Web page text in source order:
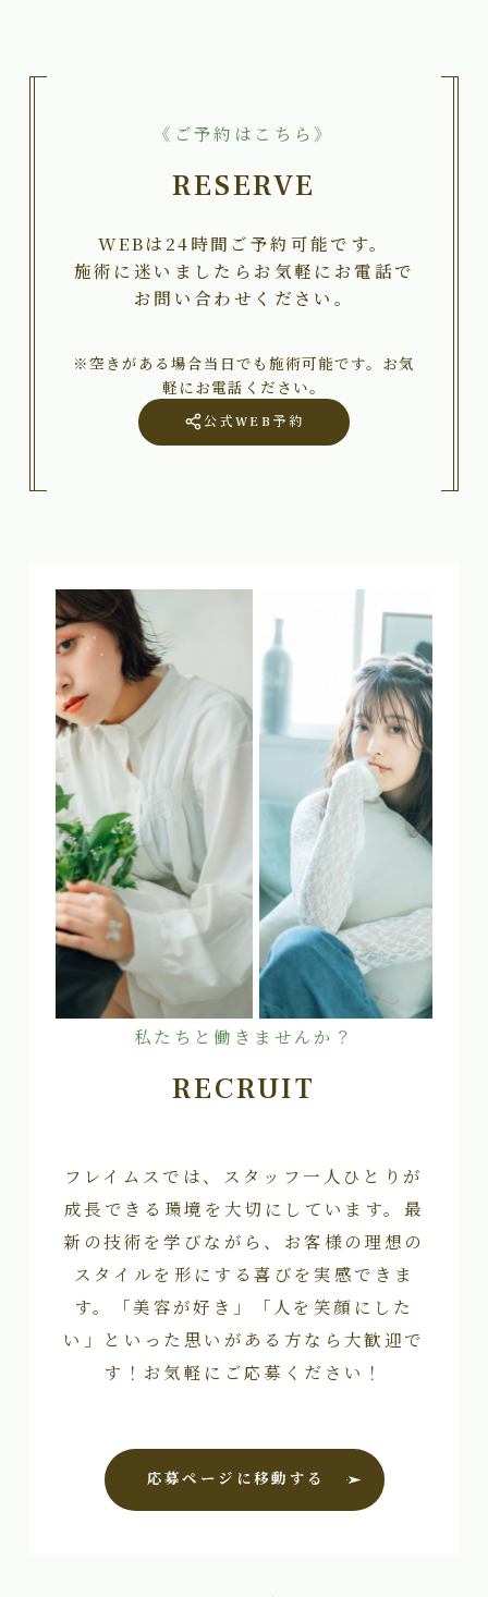
《ご予約はこちら》
RESERVE
WEBは24時間ご予約可能です。
施術に迷いましたらお気軽にお電話で
お問い合わせください。
※空きがある場合当日でも施術可能です。お気
軽にお電話ください。
公式WEB予約
私たちと働きませんか？
RECRUIT
フレイムスでは、スタッフ一人ひとりが
成長できる環境を大切にしています。最
新の技術を学びながら、お客様の理想の
スタイルを形にする喜びを実感できま
す。「美容が好き」「人を笑顔にした
い」といった思いがある方なら大歓迎で
す！お気軽にご応募ください！
応募ページに移動する